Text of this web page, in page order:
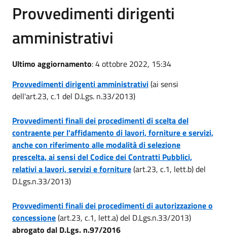
Provvedimenti dirigenti
amministrativi
Ultimo aggiornamento: 4 ottobre 2022, 15:34
Provvedimenti dirigenti amministrativi(ai sensi
dell'art.23, c.1 del D.Lgs. n.33/2013)
Provvedimenti finali dei procedimenti di scelta del
contraente per l'affidamento di lavori, forniture e servizi,
anche con riferimento alle modalità di selezione
prescelta, ai sensi del Codice dei Contratti Pubblici,
relativi a lavori, servizi e forniture(art.23, c.1, lett.b) del
D.Lgs.n.33/2013)
Provvedimenti finali dei procedimenti di autorizzazione o
concessione(art.23, c.1, lett.a) del D.Lgs.n.33/2013)
abrogato dal D.Lgs. n.97/2016